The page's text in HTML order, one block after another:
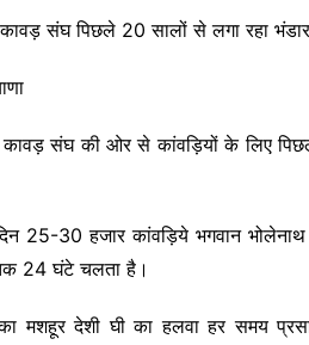
p n m
संघ पिछले 20 सालों से लगा रहा
कावड़ संघ की ओर से कांवड़ियों के लिए
25-30 हजार कांवड़िये भगवान
24 घंटे चलता है।
मशहूर देशी घी का हलवा हर समय